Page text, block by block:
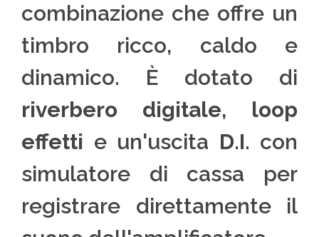
combinazione che offre un
timbro ricco, caldo e
dinamico. È dotato di
riverbero digitale, loop
effetti e un'uscita D.I. con
simulatore di cassa per
registrare direttamente il